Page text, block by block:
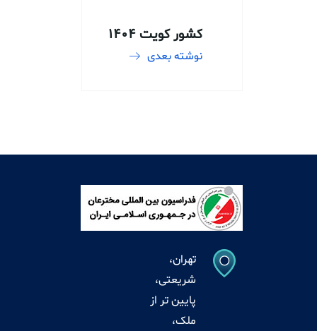
کشور کویت 1404
نوشته بعدی
تهران،
شریعتی،
پایین تر از
ملک،